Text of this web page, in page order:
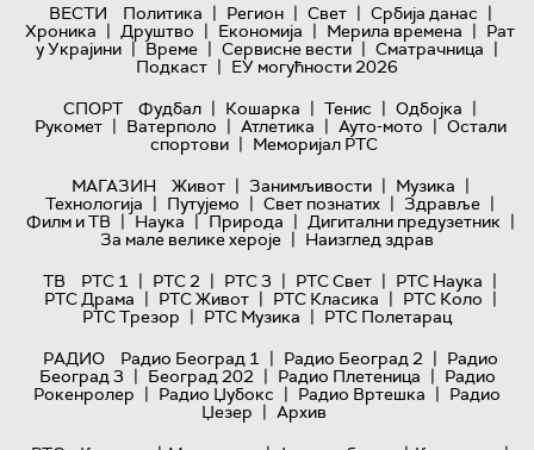
ВЕСТИ Политика | Регион | Свет | Србија данас |
Хроника | Друштво | Економија | Мерила времена | Рат
у Украјини | Време | Сервисне вести | Сматрачница |
Подкаст | ЕУ могућности 2026
СПОРТ
Фудбал | Кошарка | Тенис | Одбојка |
Рукомет | Ватерполо | Атлетика | Ауто-мото | Остали
спортови | Меморијал РТС
МАГАЗИН
Живот | Занимљивости | Музика |
Технологијa | Путујемо | Свет познатих | Здравље |
Филм и ТВ | Наука | Природа | Дигитални предузетник |
За мале велике хероје | Наизглед здрав
ТВ
РТС 1 | РТС 2 | РТС 3 | РТС Свет | РТС Наука |
РТС Драма | РТС Живот | РТС Класика | РТС Коло |
РТС Трезор | РТС Музика | РТС Полетарац
РАДИО
Радио Београд 1 | Радио Београд 2 | Радио
Београд 3 | Београд 202 | Радио Плетеница | Радио
Рокенролер | Радио Џубокс | Радио Вртешка | Радио
Џезер | Архив